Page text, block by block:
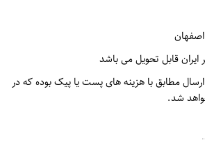
اصفهان
ایران قابل تحویل می باشد
مطابق با هزینه های پست یا پیک بوده که در
شد.